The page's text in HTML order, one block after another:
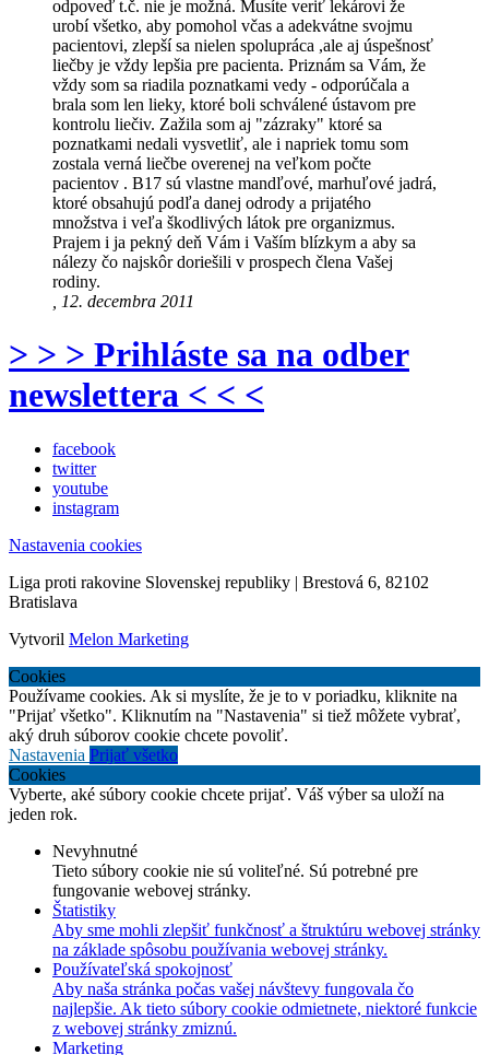
odpoveď t.č. nie je možná. Musíte veriť lekárovi že
urobí všetko, aby pomohol včas a adekvátne svojmu
pacientovi, zlepší sa nielen spolupráca ,ale aj úspešnosť
liečby je vždy lepšia pre pacienta. Priznám sa Vám, že
vždy som sa riadila poznatkami vedy - odporúčala a
brala som len lieky, ktoré boli schválené ústavom pre
kontrolu liečiv. Zažila som aj "zázraky" ktoré sa
poznatkami nedali vysvetliť, ale i napriek tomu som
zostala verná liečbe overenej na veľkom počte
pacientov . B17 sú vlastne mandľové, marhuľové jadrá,
ktoré obsahujú podľa danej odrody a prijatého
množstva i veľa škodlivých látok pre organizmus.
Prajem i ja pekný deň Vám i Vaším blízkym a aby sa
nálezy čo najskôr doriešili v prospech člena Vašej
rodiny.
, 12. decembra 2011
> > > Prihláste sa na odber
newslettera < < <
facebook
twitter
youtube
instagram
Nastavenia cookies
Liga proti rakovine Slovenskej republiky | Brestová 6, 82102
Bratislava
Vytvoril Melon Marketing
Cookies
Používame cookies. Ak si myslíte, že je to v poriadku, kliknite na
"Prijať všetko". Kliknutím na "Nastavenia" si tiež môžete vybrať,
aký druh súborov cookie chcete povoliť.
Nastavenia Prijať všetko
Cookies
Vyberte, aké súbory cookie chcete prijať. Váš výber sa uloží na
jeden rok.
Nevyhnutné
Tieto súbory cookie nie sú voliteľné. Sú potrebné pre
fungovanie webovej stránky.
Štatistiky
Aby sme mohli zlepšiť funkčnosť a štruktúru webovej stránky
na základe spôsobu používania webovej stránky.
Používateľská spokojnosť
Aby naša stránka počas vašej návštevy fungovala čo
najlepšie. Ak tieto súbory cookie odmietnete, niektoré funkcie
z webovej stránky zmiznú.
Marketing